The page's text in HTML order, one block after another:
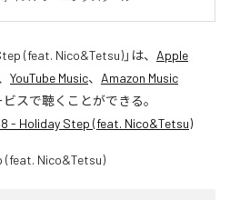
(feat. Nico&Tetsu)」は、 Apple
YouTube Music、 Amazon Music
スで聴くことができる。
- Holiday Step (feat. Nico&Tetsu)